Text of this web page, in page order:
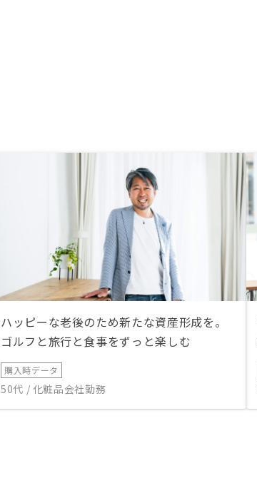
ハッピーな老後のため新たな資産形成を。
ゴルフと旅行と食事をずっと楽しむ
購入時データ
50代 / 化粧品会社勤務